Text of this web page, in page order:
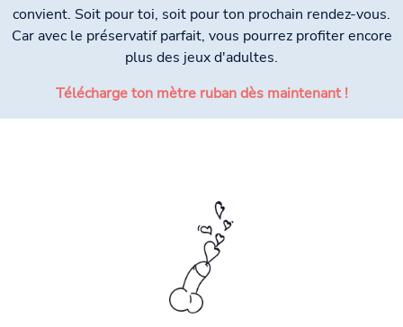
convient. Soit pour toi, soit pour ton prochain rendez-vous.
Car avec le préservatif parfait, vous pourrez profiter encore
plus des jeux d'adultes.
Télécharge ton mètre ruban dès maintenant !